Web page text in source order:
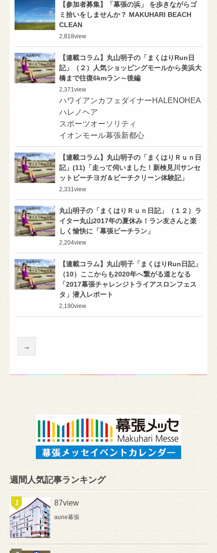
【参加者募集】「幕張の浜」 を歩きながらゴ
ミ拾いをしませんか？ MAKUHARI BEACH
CLEAN
2,818view
【連載コラム】丸山明子の「まくはりRun日
記」（２）人気ショッピングモールから美浜大
橋まで往復6kmラン～後編
2,371view
ハワイアンカフェダイナーHALENOHEA
ハレノヘア
スポーツオーソリティ
イオンモール幕張新都心
【連載コラム】丸山明子の「まくはりＲｕｎ日
記」(11)「走って伺いました！新検見川サンセ
ットビーチヨガ＆ビーチクリーン体験記」
2,331view
丸山明子の「まくはりＲｕｎ日記」（１２）ラ
イター丸山2017年の夏休み！ラン友さんと楽
しく愉快に「幕張ビーチラン」
2,204view
【連載コラム】丸山明子「まくはりRun日記」
（10）ここからも2020年へ繋がる道となる
「2017幕張チャレンジトライアスロンフェス
タ」潜入レポート
2,190view
→
週間人気記事ランキング
87view
aune幕張